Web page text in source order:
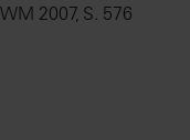
WM 2007, S. 576